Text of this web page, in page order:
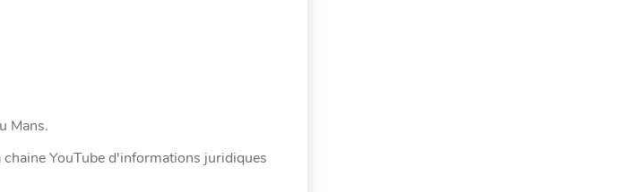
Mans.
YouTube d'informations juridiques